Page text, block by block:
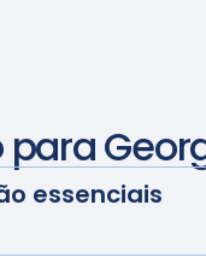
para
essenciais